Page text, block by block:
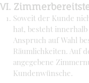
VI.
Soweit der Kunde
hat, besteht
Anspruch auf Wahl
Räumlichkeiten. Auf
angegebene
Kundenwünsche.